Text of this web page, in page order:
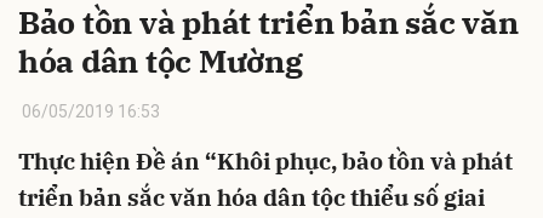
Bảo tồn và phát triển bản sắc văn
hóa dân tộc Mường
06/05/2019 16:53
Thực hiện Đề án “Khôi phục, bảo tồn và phát
triển bản sắc văn hóa dân tộc thiểu số giai
Hủy Gửi